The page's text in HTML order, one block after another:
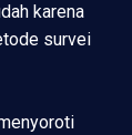
karena
survei